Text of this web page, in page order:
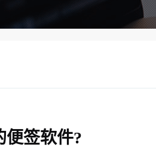
便签软件?